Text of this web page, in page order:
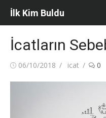
Skip
İlk Kim Buldu
İcatların
Posted
06/10/2018 Author
icat 0